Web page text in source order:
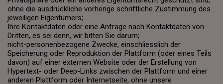
ohne die ausdrückliche vorherige schriftliche Zustimmung des
jeweiligen Eigentümers;
Ihre Kontaktdaten oder eine Anfrage nach Kontaktdaten von
Dritten, es sei denn, wir bitten Sie darum;
nicht-personenbezogene Zwecke, einschliesslich der
Speicherung oder Reproduktion der Plattform (oder eines Teils
davon) auf einer externen Website oder der Erstellung von
Hypertext- oder Deep-Links zwischen der Plattform und einer
anderen Plattform oder Internetseite, ohne unsere